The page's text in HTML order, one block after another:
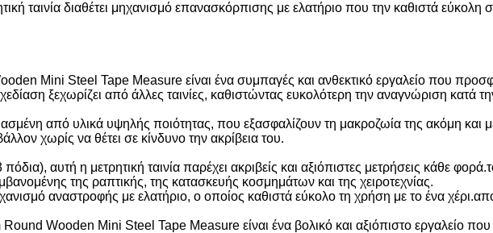
ταινία διαθέτει μηχανισμό επανασκόρπισης με ελατήριο που την καθιστά εύκολη
Mini Steel Tape Measure είναι ένα συμπαγές και ανθεκτικό εργαλείο που
ξεχωρίζει από άλλες ταινίες, καθιστώντας ευκολότερη την αναγνώριση κατά
από υλικά υψηλής ποιότητας, που εξασφαλίζουν τη μακροζωία της ακόμη
χωρίς να θέτει σε κίνδυνο την ακρίβεια του.
αυτή η μετρητική ταινία παρέχει ακριβείς και αξιόπιστες μετρήσεις κάθε
της ραπτικής, της κατασκευής κοσμημάτων και της χειροτεχνίας.
αναστροφής με ελατήριο, ο οποίος καθιστά εύκολο τη χρήση με το ένα
Wooden Mini Steel Tape Measure είναι ένα βολικό και αξιόπιστο εργαλείο που